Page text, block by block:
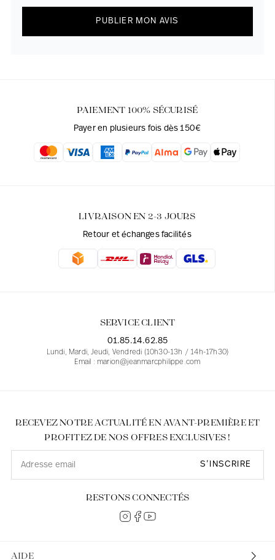
PUBLIER MON AVIS
PAIEMENT 100% SÉCURISÉ
Payer en plusieurs fois dès 150€
LIVRAISON EN 2-3 JOURS
Retour et échanges facilités
SERVICE CLIENT
01.85.14.62.85
Lundi, Mardi, Jeudi, Vendredi (10h30-13h / 14h-17h30)
Email : marion@jeanmarcphilippe.com
AIDE
RECEVEZ NOTRE ACTUALITÉ EN AVANT-PREMIÈRE ET
PROFITEZ DE NOS OFFRES EXCLUSIVES !
S’INSCRIRE
RESTONS CONNECTÉS